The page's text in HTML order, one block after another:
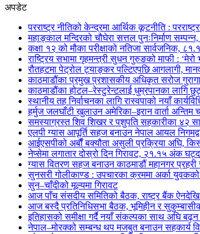
अपडेट
परराष्ट्र नीतिको केन्द्रमा आर्थिक कूटनीति :
महाङ्काल मन्दिरको चौघेरा सत्तल पुनःनिर्माण सम्पन्न,
कक्षा १२ को मौका परीक्षाको नतिजा सार्वजनिक,
राष्ट्रिय सभामा गृहमन्त्री सुधन गुरुङको माफी : ‘मेरो
रौतहटमा पेट्रोल ट्याङ्कर पल्टिएपछि आगलागी,
काठमाडौंका प्रमुख प्रशासकीय अधिकृत सरोज गुरागाईं
काठमाडौंका होटल–रेस्टुरेन्टलाई धुम्रपानका लागि
स्थानीय तह निर्वाचनका लागि रास्वपाको नयाँ
हर्मुज जलघाँटी खुलाउन अमेरिका–इरान वार्ता अन्तिम
समस्याग्रस्त शिव शिखर र पशुपति सहकारीका ४२
एलपी ग्यास आपूर्ति सहज बनाउन नेपाल आयल
आईएसपीको अर्बौं बक्यौता असुली प्रक्रिया अघि,
नेप्सेमा लगातार दोस्रो दिन गिरावट, २१.१५ अंक
ग्यास वितरण सहज बनाउन काठमाडौं महानगर
सुनसरी गोलीकाण्ड : उपचारका क्रममा अर्का
सुन–चाँदीको मूल्यमा गिरावट
आज पाँच संसदीय समितिको बैठक, राष्ट्र बैंक
आज बस्दै प्रतिनिधिसभा बैठक, भूमिहीन र
इतिहासको समीक्षा गर्दै नयाँ संकल्पका साथ अघि
नेपाल–मोरक्को सम्बन्ध थप मजबुत बनाउन सहकार्य